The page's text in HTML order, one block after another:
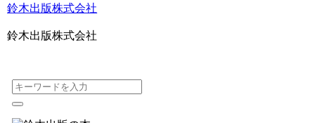
鈴木出版株式会社
鈴木出版株式会社